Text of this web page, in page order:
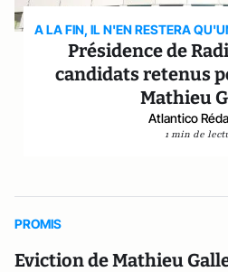
A LA FIN, IL N'EN RESTERA
Présidence de
candidats retenus
Mathieu
Atlantico
1 min de
PROMIS
Eviction de Mathieu